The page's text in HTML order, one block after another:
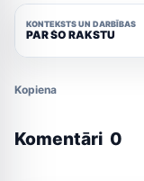
KONTEKSTS UN DARBĪBAS
PAR ŠO RAKSTU
Kopiena
Komentāri 0